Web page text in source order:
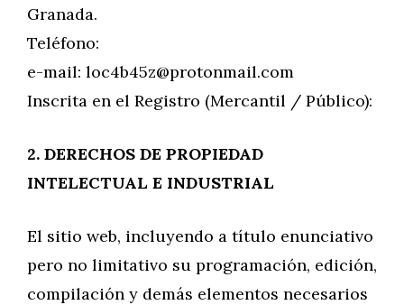
Granada.
Teléfono:
e-mail: loc4b45z@protonmail.com
Inscrita en el Registro (Mercantil / Público):
2. DERECHOS DE PROPIEDAD
INTELECTUAL E INDUSTRIAL
El sitio web, incluyendo a título enunciativo
pero no limitativo su programación, edición,
compilación y demás elementos necesarios